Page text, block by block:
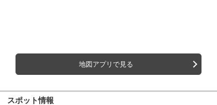
地図アプリで見る
スポット情報